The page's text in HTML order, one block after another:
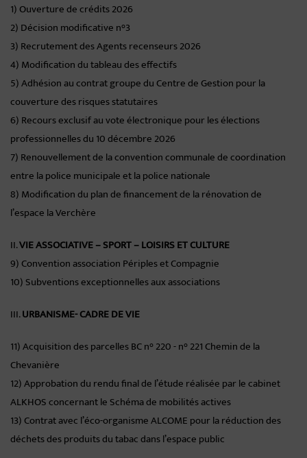
1) Ouverture de crédits 2026
2) Décision modificative n°3
3) Recrutement des Agents recenseurs 2026
4) Modification du tableau des effectifs
5) Adhésion au contrat groupe du Centre de Gestion pour la
couverture des risques statutaires
6) Recours exclusif au vote électronique pour les élections
professionnelles du 10 décembre 2026
7) Renouvellement de la convention communale de coordination
entre la police municipale et la police nationale
8) Modification du plan de financement de la rénovation de
l’espace la Verchère
II.VIE ASSOCIATIVE – SPORT – LOISIRS ET CULTURE
9) Convention association Périples et Compagnie
10) Subventions exceptionnelles aux associations
III.URBANISME- CADRE DE VIE
11) Acquisition des parcelles BC n° 220 - n° 221 Chemin de la
Chevanière
12) Approbation du rendu final de l’étude réalisée par le cabinet
ALKHOS concernant le Schéma de mobilités actives
13) Contrat avec l’éco-organisme ALCOME pour la réduction des
déchets des produits du tabac dans l’espace public